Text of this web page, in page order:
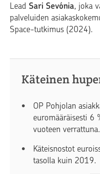
Lead Sari Sevónia, joka
palveluiden
Space-tutkimus (2024).
Käteinen
OP Pohjolan
euromääräisesti 6
vuoteen verrattuna.
Käteisnostot
tasolla kuin 2019.